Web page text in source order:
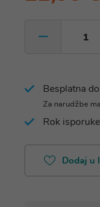
Besplatna
Za narudžbe
Rok
Dodaj u